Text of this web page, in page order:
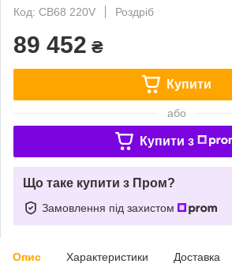
Код: CB68 220V
Роздріб
89 452 ₴
Купити
або
Купити з
Що таке купити з Пром?
Замовлення під захистом
Опис Характеристики Доставка